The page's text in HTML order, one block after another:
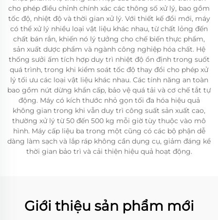
cho phép điều chỉnh chính xác các thông số xử lý, bao gồm
tốc độ, nhiệt độ và thời gian xử lý. Với thiết kế đổi mới, máy
có thể xử lý nhiều loại vật liệu khác nhau, từ chất lỏng đến
chất bán rắn, khiến nó lý tưởng cho chế biến thực phẩm,
sản xuất dược phẩm và ngành công nghiệp hóa chất. Hệ
thống sưởi ấm tích hợp duy trì nhiệt độ ổn định trong suốt
quá trình, trong khi kiểm soát tốc độ thay đổi cho phép xử
lý tối ưu các loại vật liệu khác nhau. Các tính năng an toàn
bao gồm nút dừng khẩn cấp, bảo vệ quá tải và cơ chế tắt tự
động. Máy có kích thước nhỏ gọn tối đa hóa hiệu quả
không gian trong khi vẫn duy trì công suất sản xuất cao,
thường xử lý từ 50 đến 500 kg mỗi giờ tùy thuộc vào mô
hình. Máy cấp liệu ba trong một cũng có các bộ phận dễ
dàng làm sạch và lắp ráp không cần dụng cụ, giảm đáng kể
thời gian bảo trì và cải thiện hiệu quả hoạt động.
Giới thiệu sản phẩm mới